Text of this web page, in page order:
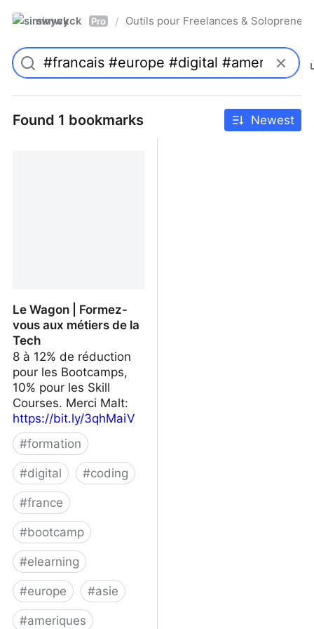
simwyck Pro / Outils pour Freelances &
Found 1 bookmarks Newest
Le Wagon | Formez-
vous aux métiers de la
Tech
8 à 12% de réduction
pour les Bootcamps,
10% pour les Skill
Courses. Merci Malt:
https://bit.ly/3qhMaiV
#formation
#digital #coding
#france
#bootcamp
#elearning
#europe #asie
#ameriques